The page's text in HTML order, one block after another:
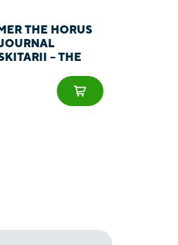
THE HORUS
– THE